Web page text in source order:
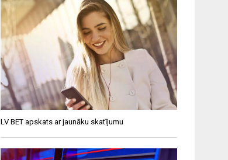
LV BET apskats ar jaunāku skatījumu